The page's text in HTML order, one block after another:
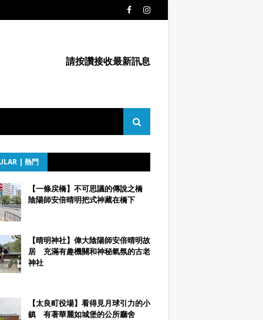
請按讚接收最新訊息
| 熱門
【一條戻橋】不可思議的傳說之橋
陰陽師安倍晴明把式神藏在橋下
【晴明神社】偉大陰陽師安倍晴明故
居 充滿有趣機關和神秘氣氛的古老
神社
【太良町役場】看得見月球引力的小
鎮 有著華麗如城堡的公所廳舍